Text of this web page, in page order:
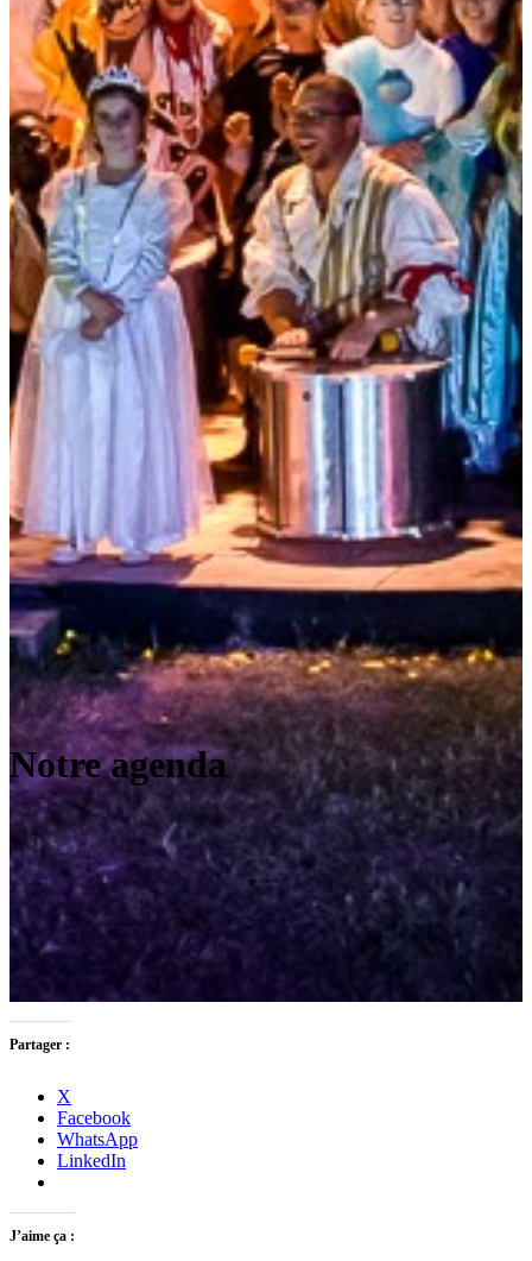
Notre agenda
Partager :
X
Facebook
WhatsApp
LinkedIn
J’aime ça :